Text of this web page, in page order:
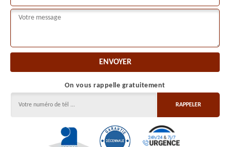
On vous rappelle gratuitement